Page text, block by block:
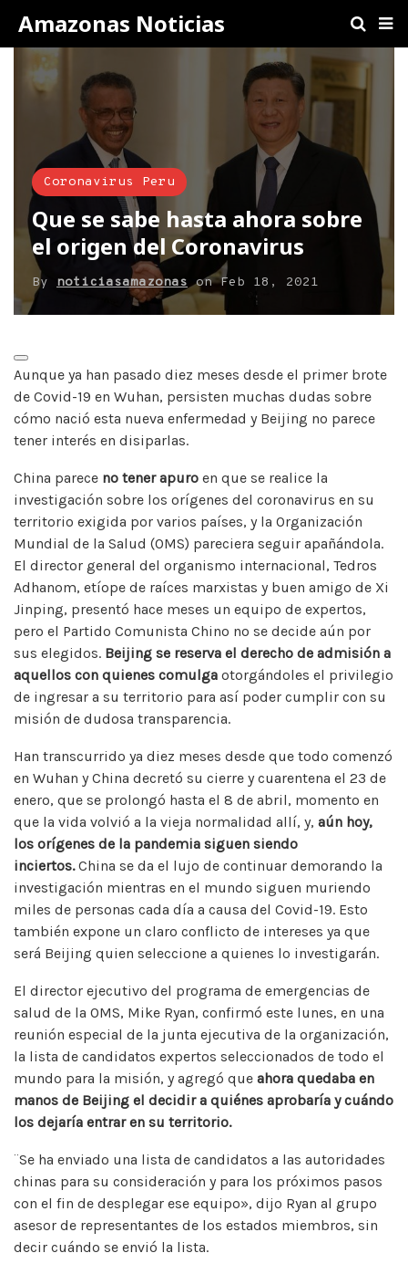
Amazonas Noticias
Coronavirus Peru
Que se sabe hasta ahora sobre
el origen del Coronavirus
By noticiasamazonas onFeb 18, 2021
Aunque ya han pasado diez meses desde el primer brote
de Covid-19 en Wuhan, persisten muchas dudas sobre
cómo nació esta nueva enfermedad y Beijing no parece
tener interés en disiparlas.
China parece no tener apuro en que se realice la
investigación sobre los orígenes del coronavirus en su
territorio exigida por varios países, y la Organización
Mundial de la Salud (OMS) pareciera seguir apañándola.
El director general del organismo internacional, Tedros
Adhanom, etíope de raíces marxistas y buen amigo de Xi
Jinping, presentó hace meses un equipo de expertos,
pero el Partido Comunista Chino no se decide aún por
sus elegidos. Beijing se reserva el derecho de admisión a
aquellos con quienes comulga otorgándoles el privilegio
de ingresar a su territorio para así poder cumplir con su
misión de dudosa transparencia.
Han transcurrido ya diez meses desde que todo comenzó
en Wuhan y China decretó su cierre y cuarentena el 23 de
enero, que se prolongó hasta el 8 de abril, momento en
que la vida volvió a la vieja normalidad allí, y, aún hoy,
los orígenes de la pandemia siguen siendo
inciertos.China se da el lujo de continuar demorando la
investigación mientras en el mundo siguen muriendo
miles de personas cada día a causa del Covid-19. Esto
también expone un claro conflicto de intereses ya que
será Beijing quien seleccione a quienes lo investigarán.
El director ejecutivo del programa de emergencias de
salud de la OMS, Mike Ryan, confirmó este lunes, en una
reunión especial de la junta ejecutiva de la organización,
la lista de candidatos expertos seleccionados de todo el
mundo para la misión, y agregó que ahora quedaba en
manos de Beijing el decidir a quiénes aprobaría y cuándo
los dejaría entrar en su territorio.
¨Se ha enviado una lista de candidatos a las autoridades
chinas para su consideración y para los próximos pasos
con el fin de desplegar ese equipo», dijo Ryan al grupo
asesor de representantes de los estados miembros, sin
decir cuándo se envió la lista.